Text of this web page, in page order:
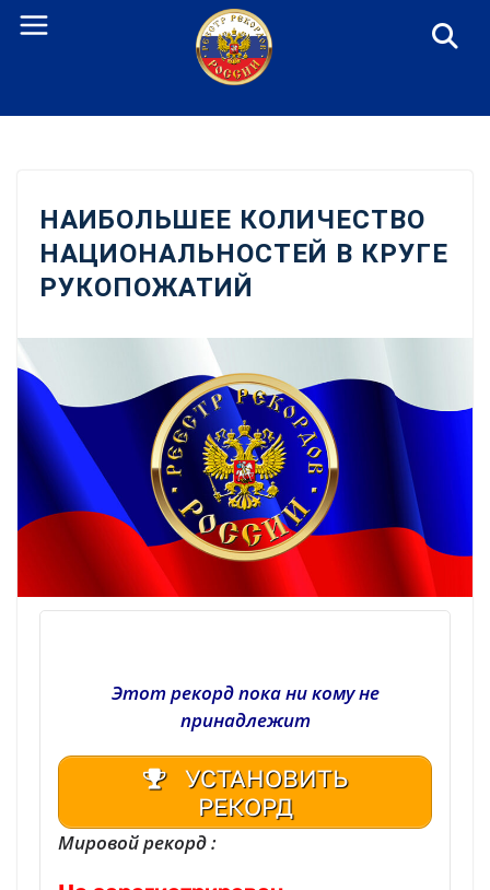
Перейти
НАИБОЛЬШЕЕ КОЛИЧЕСТВО
НАЦИОНАЛЬНОСТЕЙ В КРУГЕ
РУКОПОЖАТИЙ
Этот рекорд пока ни кому не
принадлежит
УСТАНОВИТЬ
РЕКОРД
Мировой рекорд :